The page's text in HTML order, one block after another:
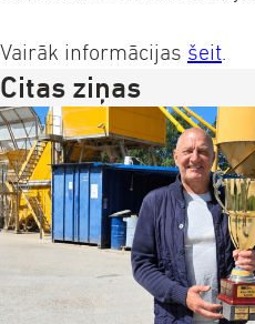
Vairāk informācijas šeit.
Citas ziņas